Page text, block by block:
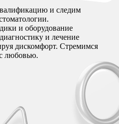
и следим
и оборудование
и лечение
дискомфорт. Стремимся
любовью.